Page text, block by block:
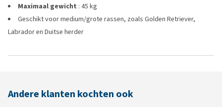
Maximaal gewicht : 45 kg
Geschikt voor medium/grote rassen, zoals Golden Retriever,
Labrador en Duitse herder
Andere klanten kochten ook